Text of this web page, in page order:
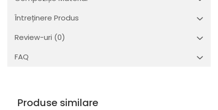
Întreținere Produs
Review-uri (0)
FAQ
Produse similare